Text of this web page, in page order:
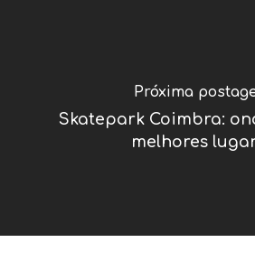
Próxima
Skatepark Coimbra:
melhores